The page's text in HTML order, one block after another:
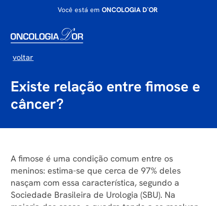
Você está em ONCOLOGIA D`OR
voltar
Existe relação entre fimose e
câncer?
A fimose é uma condição comum entre os
meninos: estima-se que cerca de 97% deles
nasçam com essa característica, segundo a
Sociedade Brasileira de Urologia (SBU). Na